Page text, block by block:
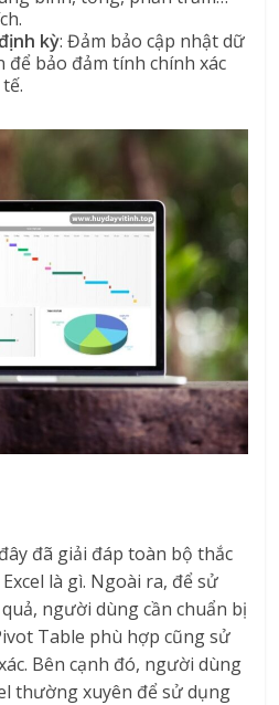
kỳ: Đảm bảo cập nhật dữ
bảo đảm tính chính xác
đã giải đáp toàn bộ thắc
là gì. Ngoài ra, để sử
người dùng cần chuẩn bị
Table phù hợp cũng sử
Bên cạnh đó, người dùng
thường xuyên để sử dụng